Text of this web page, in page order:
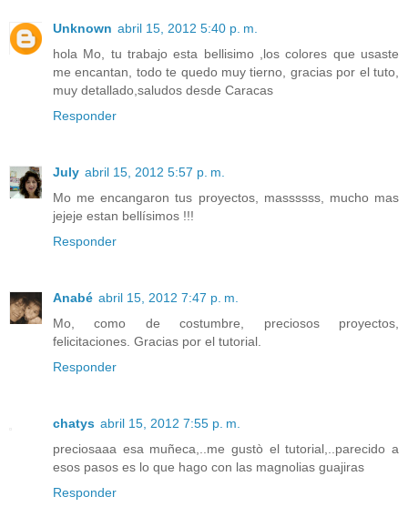
Unknown abril 15, 2012 5:40 p. m.
hola Mo, tu trabajo esta bellisimo ,los colores que usaste
me encantan, todo te quedo muy tierno, gracias por el tuto,
muy detallado,saludos desde Caracas
Responder
July abril 15, 2012 5:57 p. m.
Mo me encangaron tus proyectos, massssss, mucho mas
jejeje estan bellísimos !!!
Responder
Anabé abril 15, 2012 7:47 p. m.
Mo, como de costumbre, preciosos proyectos,
felicitaciones. Gracias por el tutorial.
Responder
chatys abril 15, 2012 7:55 p. m.
preciosaaa esa muñeca,..me gustò el tutorial,..parecido a
esos pasos es lo que hago con las magnolias guajiras
Responder